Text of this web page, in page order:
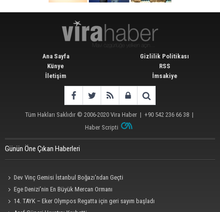
Ana Sayfa
Künye
İletişim
Gizlilik Politikası
RSS
İmsakiye
Tüm Hakları Saklıdır © 2006-2020 Vira Haber | +90 542 236 66 38 |
Haber Scripti
Günün Öne Çıkan Haberleri
Dev Vinç Gemisi İstanbul Boğazı'ndan Geçti
Ege Denizi’nin En Büyük Mercan Ormanı
14. TAYK – Eker Olympos Regatta için geri sayım başladı